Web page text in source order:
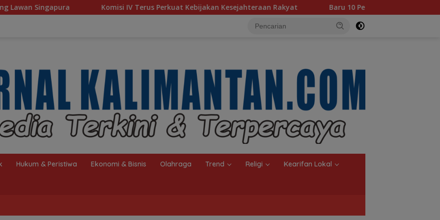
Komisi IV Terus Perkuat Kebijakan Kesejahteraan Rakyat Baru 10 Persen, Aktivasi IKD Banjarmasin Didorong
Hukum & Peristiwa Ekonomi & Bisnis Olahraga Trend Religi Kearifan Lokal